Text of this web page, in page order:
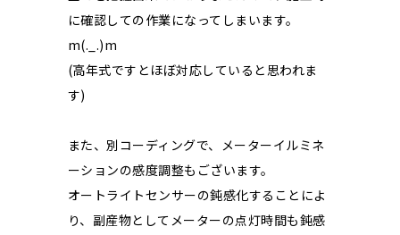
に確認しての作業になってしまいます。
m(._.)m
(高年式ですとほぼ対応していると思われま
す)
また、別コーディングで、メーターイルミネ
ーションの感度調整もございます。
オートライトセンサーの鈍感化することによ
り、副産物としてメーターの点灯時間も鈍感